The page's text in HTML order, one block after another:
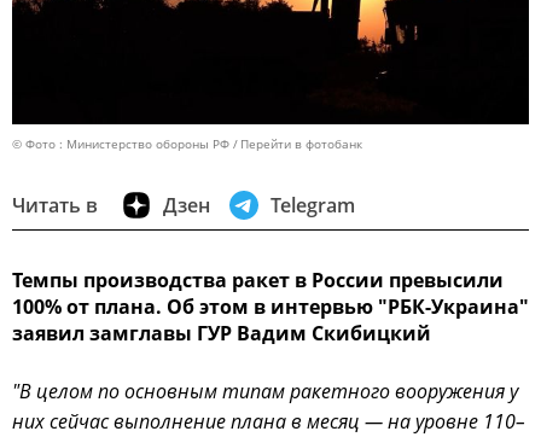
© Фото : Министерство обороны РФ Перейти в фотобанк
Читать в Дзен Telegram
Темпы производства ракет в России превысили
100% от плана. Об этом в интервью "РБК-Украина"
заявил замглавы ГУР Вадим Скибицкий
"В целом по основным типам ракетного вооружения у
них сейчас выполнение плана в месяц — на уровне 110–